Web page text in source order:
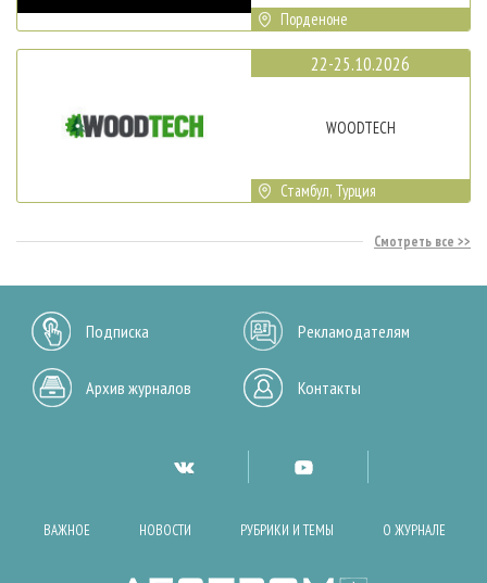
Порденоне
22-25.10.2026
WOODTECH
Стамбул, Турция
Смотреть все
Подписка Рекламодателям
Архив журналов Контакты
ВАЖНОЕ НОВОСТИ РУБРИКИ И ТЕМЫ О ЖУРНАЛЕ